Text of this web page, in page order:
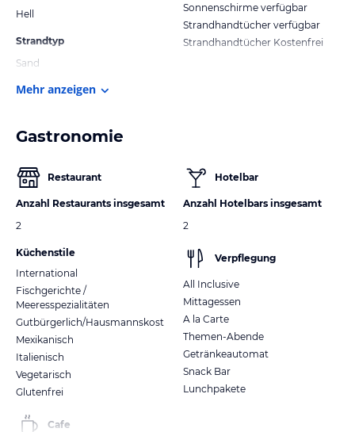
Hell
Strandtyp
Sand
Sonnenschirme verfügbar
Strandhandtücher verfügbar
Strandhandtücher Kostenfrei
Mehr anzeigen
Gastronomie
Restaurant
Anzahl Restaurants insgesamt
2
Küchenstile
International
Fischgerichte /
Meeresspezialitäten
Gutbürgerlich/Hausmannskost
Mexikanisch
Italienisch
Vegetarisch
Glutenfrei
Cafe
Hotelbar
Anzahl Hotelbars insgesamt
2
Verpflegung
All Inclusive
Mittagessen
A la Carte
Themen-Abende
Getränkeautomat
Snack Bar
Lunchpakete